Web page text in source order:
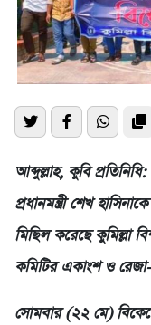
আব্দুল্লাহ, কুবি
প্রধানমন্ত্রী শেখ
মিছিল করেছে কুমিল্লা
কমিটির একাংশ ও রেজা-
সোমবার (২২ মে)